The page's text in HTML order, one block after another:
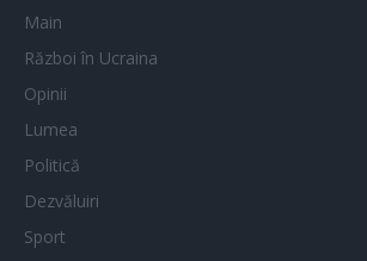
Main
Război în Ucraina
Opinii
Lumea
Politică
Dezvăluiri
Sport